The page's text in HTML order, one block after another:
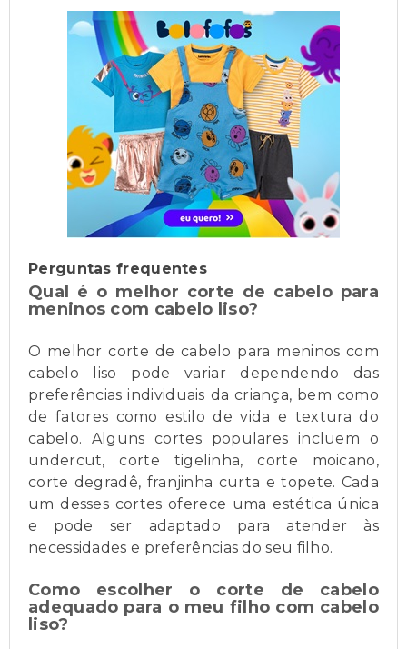
Perguntas frequentes
Qual é o melhor corte de cabelo para
meninos com cabelo liso?
O melhor corte de cabelo para meninos com
cabelo liso pode variar dependendo das
preferências individuais da criança, bem como
de fatores como estilo de vida e textura do
cabelo. Alguns cortes populares incluem o
undercut, corte tigelinha, corte moicano,
corte degradê, franjinha curta e topete. Cada
um desses cortes oferece uma estética única
e pode ser adaptado para atender às
necessidades e preferências do seu filho.
Como escolher o corte de cabelo
adequado para o meu filho com cabelo
liso?